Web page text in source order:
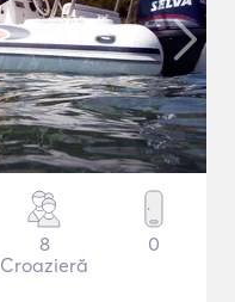
8
Croazieră
0